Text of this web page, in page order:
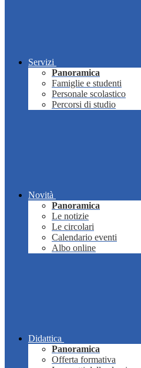
Servizi
Panoramica
Famiglie e studenti
Personale scolastico
Percorsi di studio
Novità
Panoramica
Le notizie
Le circolari
Calendario eventi
Albo online
Didattica
Panoramica
Offerta formativa